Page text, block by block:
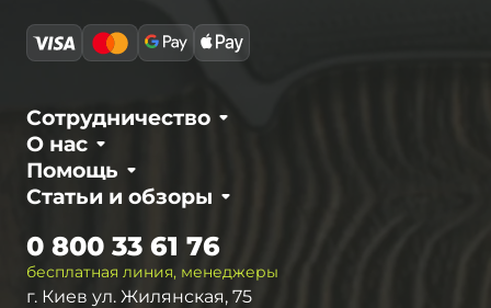
О нас
Сотрудничество
Статьи и обзоры
Помощь
бесплатная линия, менеджеры
0 800 33 61 76
г. Киев ул. Жилянская, 75